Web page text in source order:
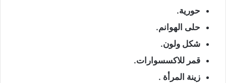
حورية.
حلى الهوانم.
شكل ولون.
قمر للاكسسوارات.
زينة المرأة .